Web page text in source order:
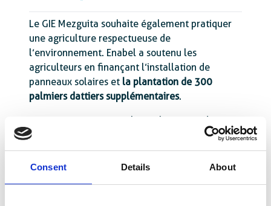
Consent Details About
Le GIE Mezguita souhaite également pratiquer
une agriculture respectueuse de
l’environnement. Enabel a soutenu les
agriculteurs en finançant l’installation de
panneaux solaires et la plantation de 300
palmiers dattiers supplémentaires.
Grâce aux panneaux solaires, le groupe d’intérêt
a pu réduire sa facture d’électricité de 70 %
dans son unité de production, tout enévitant la
production de 70 tonnes de CO2 par an.
Aucun pesticide, herbicide ou produit chimique